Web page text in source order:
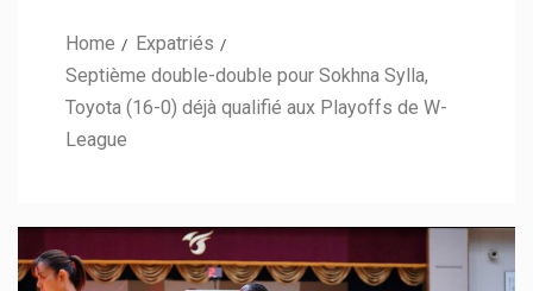
Home
Expatriés
Septième double-double pour Sokhna Sylla,
Toyota (16-0) déjà qualifié aux Playoffs de W-
League